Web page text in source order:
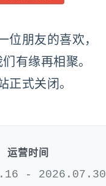
位朋友的喜欢，
有缘再相聚。
正式关闭。
运营时间
- 2026.07.30